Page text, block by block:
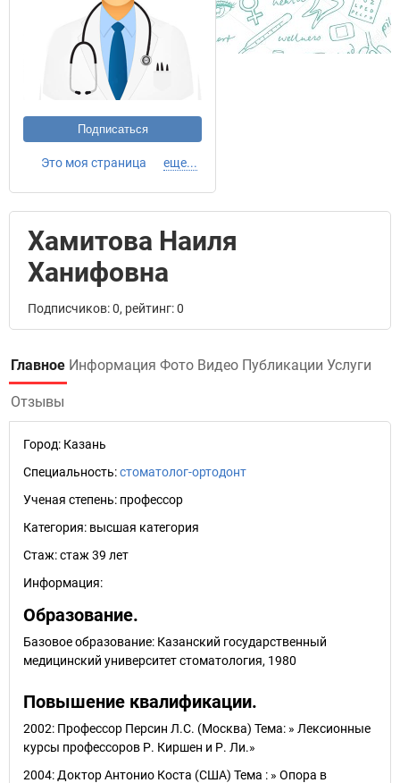
Подписаться
Это моя страница еще...
Хамитова Наиля
Ханифовна
Подписчиков: 0, рейтинг: 0
Главное Информация Фото Видео Публикации Услуги
Отзывы
Город: Казань
Специальность:стоматолог-ортодонт
Ученая степень: профессор
Категория: высшая категория
Стаж:стаж 39 лет
Информация:
Образование.
Базовое образование: Казанский государственный
медицинский университет стоматология, 1980
Повышение квалификации.
2002: Профессор Персин Л.С. (Москва) Тема: » Лексионные
курсы профессоров Р. Киршен и Р. Ли.»
2004: Доктор Антонио Коста (США) Тема : » Опора в